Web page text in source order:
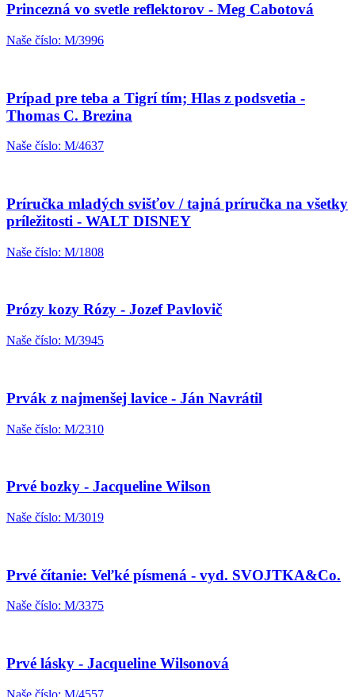
Princezná vo svetle reflektorov - Meg Cabotová
Naše číslo: M/3996
Prípad pre teba a Tigrí tím; Hlas z podsvetia -
Thomas C. Brezina
Naše číslo: M/4637
Príručka mladých svišťov / tajná príručka na všetky
príležitosti - WALT DISNEY
Naše číslo: M/1808
Prózy kozy Rózy - Jozef Pavlovič
Naše číslo: M/3945
Prvák z najmenšej lavice - Ján Navrátil
Naše číslo: M/2310
Prvé bozky - Jacqueline Wilson
Naše číslo: M/3019
Prvé čítanie: Veľké písmená - vyd. SVOJTKA&Co.
Naše číslo: M/3375
Prvé lásky - Jacqueline Wilsonová
Naše číslo: M/4557